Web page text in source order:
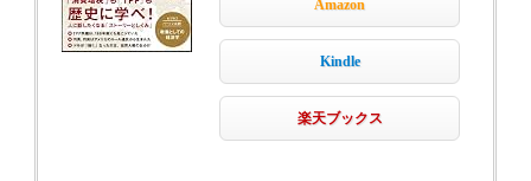
Amazon
Kindle
楽天ブックス